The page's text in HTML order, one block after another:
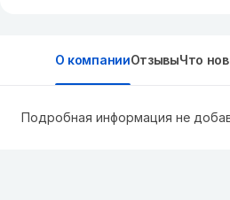
О компанииОтзывыЧто
Подробная информация не